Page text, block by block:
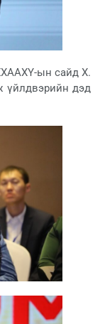
ын сайд Х.
үйлдвэрийн дэд